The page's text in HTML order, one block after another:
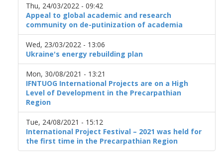
Thu, 24/03/2022 - 09:42
Appeal to global academic and research
community on de-putinization of academia
Wed, 23/03/2022 - 13:06
Ukraine's energy rebuilding plan
Mon, 30/08/2021 - 13:21
IFNTUOG International Projects are on a High
Level of Development in the Precarpathian
Region
Tue, 24/08/2021 - 15:12
International Project Festival – 2021 was held for
the first time in the Precarpathian Region